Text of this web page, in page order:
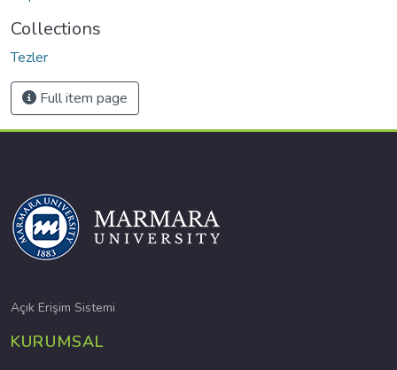
Collections
Tezler
Full item page
Açık Erişim Sistemi
KURUMSAL